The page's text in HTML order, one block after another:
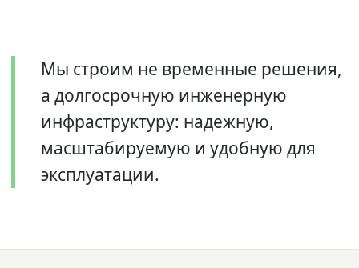
Мы строим не временные решения,
а долгосрочную инженерную
инфраструктуру: надежную,
масштабируемую и удобную для
эксплуатации.